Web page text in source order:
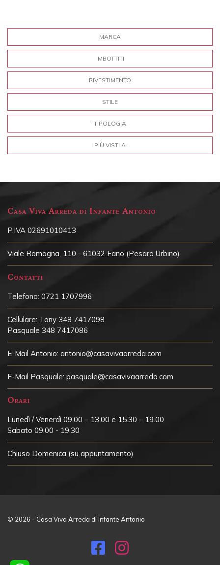
MARCA
IMBOTTITI
RIVESTIMENTO
STILE
TIPOLOGIA
I PIÙ VISTI A :
Casa Viva Arreda di Infante Antonio
P.IVA 02691010413
Viale Romagna, 110 - 61032 Fano (Pesaro Urbino)
Contatti
Telefono: 0721 1707996
Cellulare: Tony 348 7417098
Pasquale 348 7417086
E-Mail Antonio: antonio@casavivaarreda.com
E-Mail Pasquale: pasquale@casavivaarreda.com
Orari
Lunedì / Venerdì 09.00 – 13.00 e 15.30 – 19.00
Sabato 09.00 - 19.30
Chiuso Domenica (su appuntamento)
© 2026 - Casa Viva Arreda di Infante Antonio